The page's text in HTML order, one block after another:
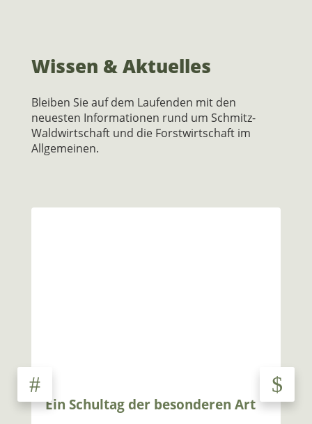
Wissen & Aktuelles
Bleiben Sie auf dem Laufenden mit den
neuesten Informationen rund um Schmitz-
Waldwirtschaft und die Forstwirtschaft im
Allgemeinen.
Ein Schultag der besonderen Art